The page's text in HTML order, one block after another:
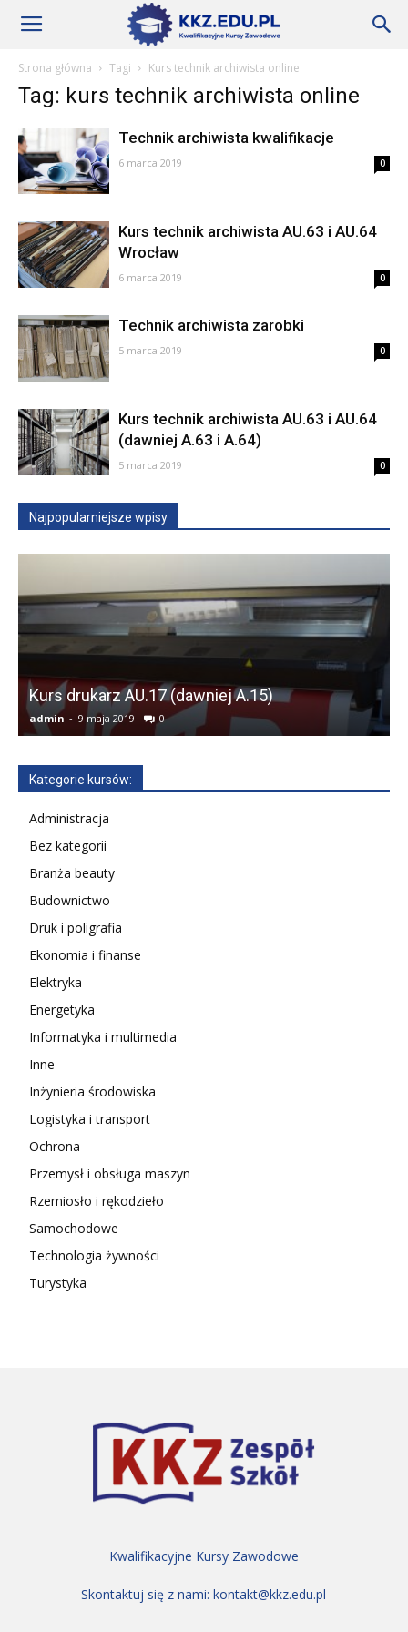
Szkoły
KKZ
Aktualności
Strona główna Tagi Kurs technik archiwista online
Tag: kurs technik archiwista online
Technik archiwista kwalifikacje
6 marca 2019 0
Kurs technik archiwista AU.63 i AU.64
Wrocław
6 marca 2019 0
Technik archiwista zarobki
5 marca 2019 0
Kurs technik archiwista AU.63 i AU.64
(dawniej A.63 i A.64)
5 marca 2019 0
Najpopularniejsze wpisy
Kurs drukarz AU.17 (dawniej A.15)
admin - 9 maja 2019 0
Kategorie kursów:
Administracja
Bez kategorii
Branża beauty
Budownictwo
Druk i poligrafia
Ekonomia i finanse
Elektryka
Energetyka
Informatyka i multimedia
Inne
Inżynieria środowiska
Logistyka i transport
Ochrona
Przemysł i obsługa maszyn
Rzemiosło i rękodzieło
Samochodowe
Technologia żywności
Turystyka
Kwalifikacyjne Kursy Zawodowe
Skontaktuj się z nami:kontakt@kkz.edu.pl